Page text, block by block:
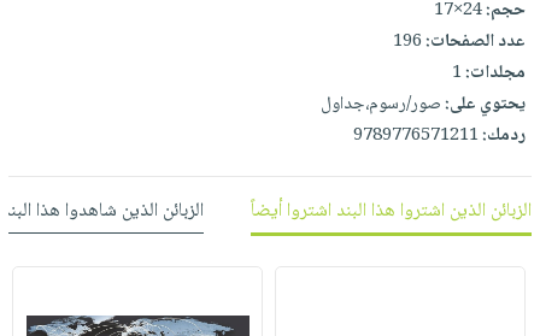
العناية
بالأسنان
الحمية
والتغذية
أدوات
المائدة
الأوعية
والتخزين
أدوات
المطبخ
الأكثر
مبيعاً
العودة
للمدارس
كتب
اكسسوارات
شحن
مجاني
بنود
مختارة
اشتراكات
الاشتراكات
صندوق
بحث
متقدم
حجم:24×17
عدد الصفحات:196
مجلدات:1
يحتوي على:صور/رسوم،جداول
ردمك:9789776571211
الزبائن الذين اشتروا هذا البند اشتروا أيضاً الزبائن الذين شاهدوا هذا